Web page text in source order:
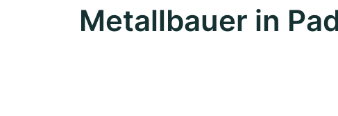
Metallbauer in